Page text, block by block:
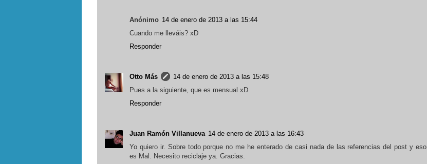
Anónimo 14 de enero de 2013 a las 15:44
Cuando me lleváis? xD
Responder
Otto Más
14 de enero de 2013 a las 15:48
Pues a la siguiente, que es mensual xD
Responder
Juan Ramón Villanueva 14 de enero de 2013 a las 16:43
Yo quiero ir. Sobre todo porque no me he enterado de casi nada de las referencias del post y eso
es Mal. Necesito reciclaje ya. Gracias.